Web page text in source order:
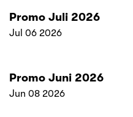
Promo Juli 2026
Jul 06 2026
Promo Juni 2026
Jun 08 2026